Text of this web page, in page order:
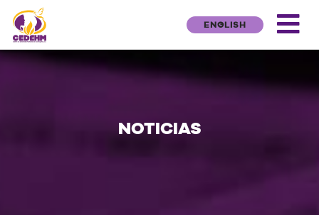
ENGLISH
NOTICIAS